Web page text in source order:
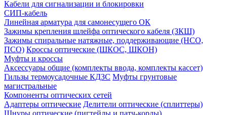
Кабели для сигнализации и блокировки
СИП-кабель
Линейная арматура для самонесущего ОК
Зажимы крепления шлейфа оптического кабеля (ЗКШ)
Зажимы спиральные натяжные, поддерживающие (НСО,
ПСО) Кроссы оптические (ШКОС, ШКОН)
Муфты и кроссы
Аксессуары общие (комплекты ввода, комплекты кассет)
Гильзы термоусадочные КДЗС Муфты грунтовые
магистральные
Компоненты оптических сетей
Адаптеры оптические Делители оптические (сплиттеры)